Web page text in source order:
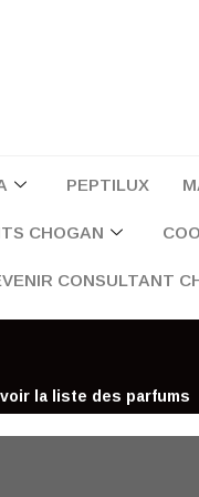
PEPTILUX
CHOGAN
CONSULTANT
la liste des parfums